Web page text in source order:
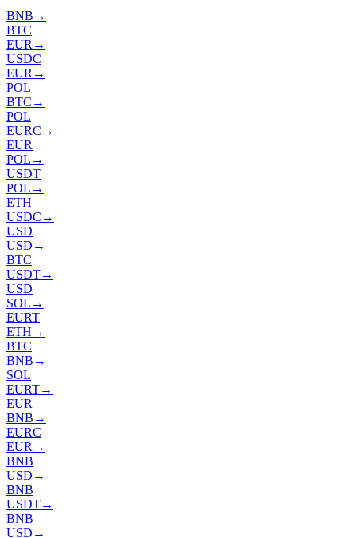
BNB →
BTC
EUR →
USDC
EUR →
POL
BTC →
POL
EURC →
EUR
POL →
USDT
POL →
ETH
USDC →
USD
USD →
BTC
USDT→
USD
SOL →
EURT
ETH →
BTC
BNB →
SOL
EURT→
EUR
BNB →
EURC
EUR →
BNB
USD →
BNB
USDT→
BNB
USD →